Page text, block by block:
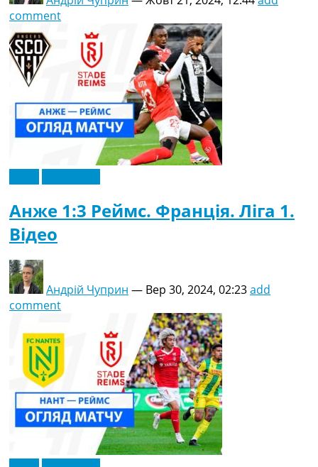
comment
Анже 1:3 Реймс. Франція. Ліга 1.
Відео
Андрій Чуприн — Вер 30, 2024, 02:23add
comment